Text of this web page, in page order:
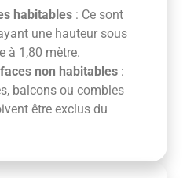
habitables : Ce sont
une hauteur sous
à 1,80 mètre.
non habitables :
balcons ou combles
être exclus du